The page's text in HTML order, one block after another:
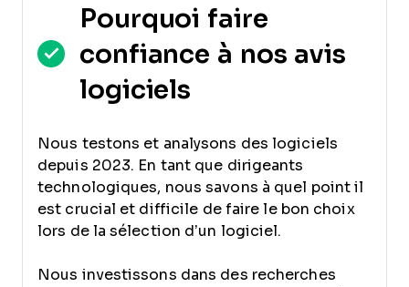
Pourquoi faire
confiance à nos avis
logiciels
Nous testons et analysons des logiciels
depuis 2023. En tant que dirigeants
technologiques, nous savons à quel point il
est crucial et difficile de faire le bon choix
lors de la sélection d’un logiciel.
Nous investissons dans des recherches